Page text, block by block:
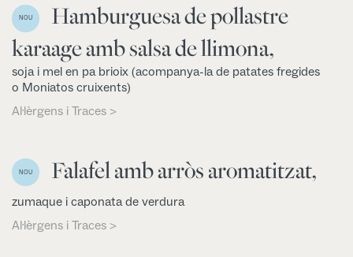
NOU
Hamburguesa de pollastre
karaage amb salsa de llimona,
soja i mel en pa brioix (acompanya-la de patates fregides
o Moniatos cruixents)
Al·lèrgens i Traces >
NOU Falafel amb arròs aromatitzat,
zumaque i caponata de verdura
Al·lèrgens i Traces >